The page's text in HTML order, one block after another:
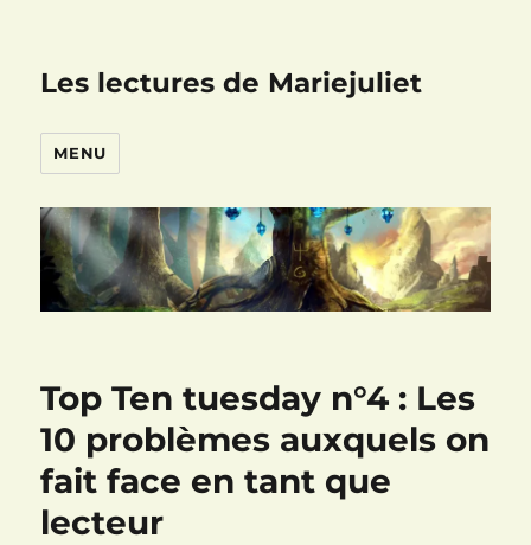
Les lectures de Mariejuliet
MENU
Top Ten tuesday n°4 : Les
10 problèmes auxquels on
fait face en tant que
lecteur